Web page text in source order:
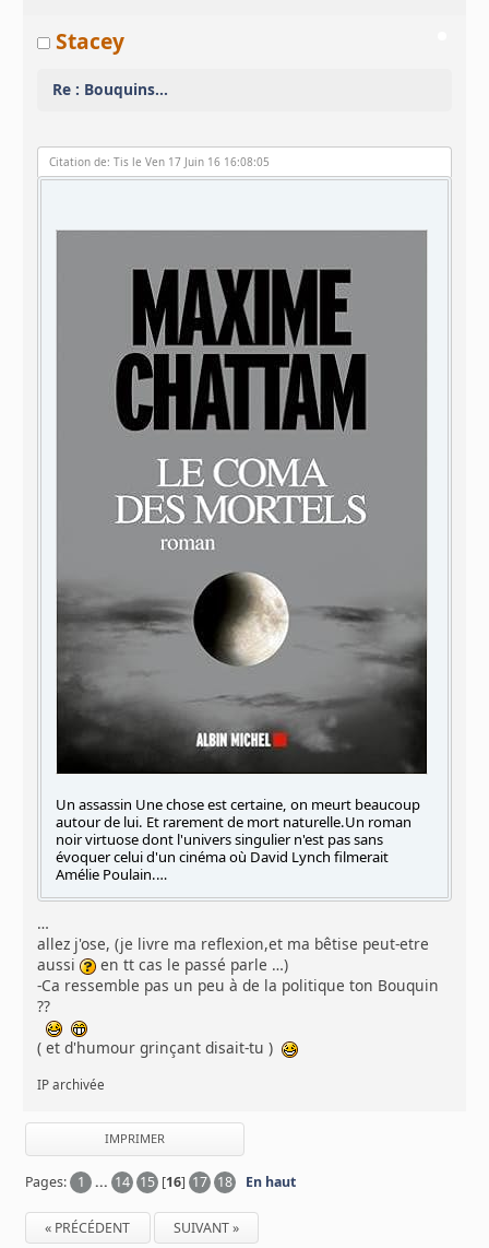
Stacey
Re : Bouquins...
Citation de: Tis le Ven 17 Juin 16 16:08:05
Un assassin Une chose est certaine, on meurt beaucoup
autour de lui. Et rarement de mort naturelle.Un roman
noir virtuose dont l'univers singulier n'est pas sans
évoquer celui d'un cinéma où David Lynch filmerait
Amélie Poulain.…
…
allez j'ose, (je livre ma reflexion,et ma bêtise peut-etre
aussi
en tt cas le passé parle …)
-Ca ressemble pas un peu à de la politique ton Bouquin
??
( et d'humour grinçant disait-tu )
IP archivée
IMPRIMER
Pages: 1 ... 14 15 [16] 17 18 En haut
« PRÉCÉDENT SUIVANT »